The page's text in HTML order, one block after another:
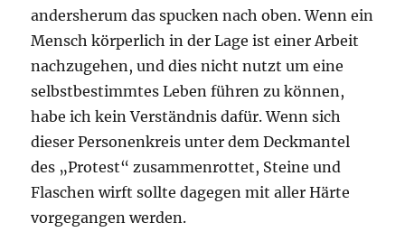
andersherum das spucken nach oben. Wenn ein
Mensch körperlich in der Lage ist einer Arbeit
nachzugehen, und dies nicht nutzt um eine
selbstbestimmtes Leben führen zu können,
habe ich kein Verständnis dafür. Wenn sich
dieser Personenkreis unter dem Deckmantel
des „Protest“ zusammenrottet, Steine und
Flaschen wirft sollte dagegen mit aller Härte
vorgegangen werden.